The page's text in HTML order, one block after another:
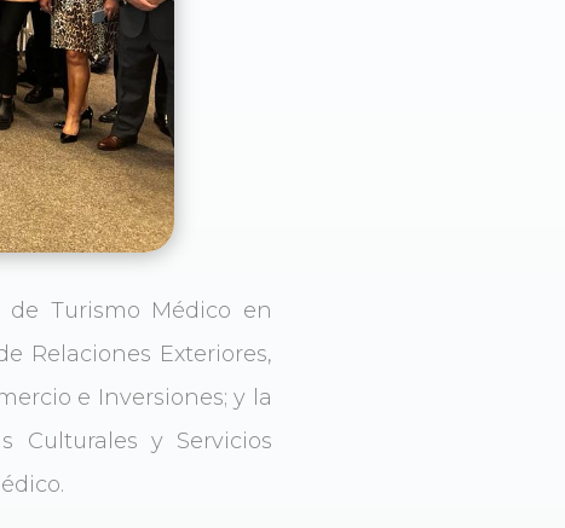
Turismo Médico en
Relaciones Exteriores,
e Inversiones; y la
Culturales y Servicios